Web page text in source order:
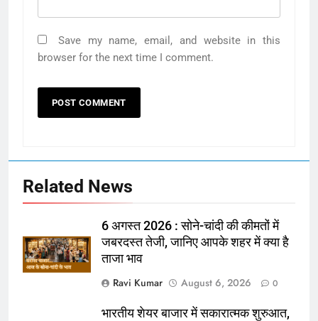
Save my name, email, and website in this
browser for the next time I comment.
Related News
6 अगस्त 2026 : सोने-चांदी की कीमतों में
जबरदस्त तेजी, जानिए आपके शहर में क्या है
ताजा भाव
Ravi Kumar
August 6, 2026 0
भारतीय शेयर बाजार में सकारात्मक शुरुआत,